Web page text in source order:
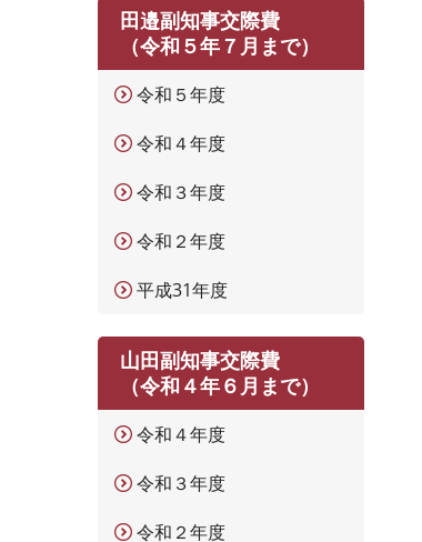
田邉副知事交際費
（令和５年７月まで）
令和５年度
令和４年度
令和３年度
令和２年度
平成31年度
山田副知事交際費
（令和４年６月まで）
令和４年度
令和３年度
令和２年度